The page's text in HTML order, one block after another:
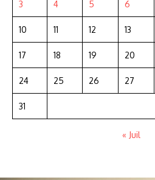
3 4 5 6
10 11 12 13
17 18 19 20
24 25 26 27
31
« Juil